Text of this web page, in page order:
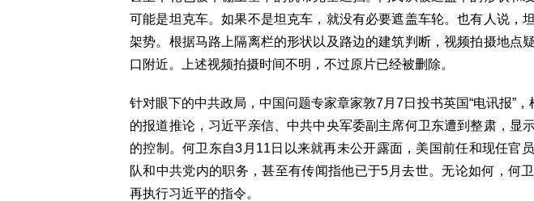
可能是坦克车。如果不是坦克车，就没有必要遮盖车轮。也有人说，
架势。根据马路上隔离栏的形状以及路边的建筑判断，视频拍摄地点
口附近。上述视频拍摄时间不明，不过原片已经被删除。
针对眼下的中共政局，中国问题专家章家敦7月7日投书英国“电讯报”，
的报道推论，习近平亲信、中共中央军委副主席何卫东遭到整肃，显
的控制。何卫东自3月11日以来就再未公开露面，美国前任和现任官
队和中共党内的职务，甚至有传闻指他已于5月去世。无论如何，何
再执行习近平的指令。